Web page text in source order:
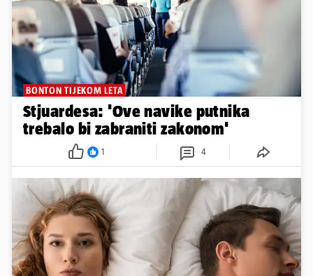
BONTON TIJEKOM LETA
Stjuardesa: 'Ove navike putnika
trebalo bi zabraniti zakonom'
1 4